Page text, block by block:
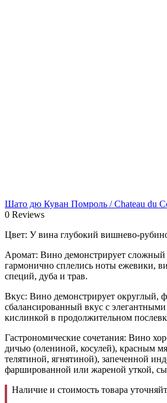
Шато дю Куван Помроль / Chateau du
0 Reviews
Цвет: У вина глубокий вишнево-
Аромат: Вино демонстрирует сложный
гармонично сплелись ноты ежевики,
специй, дуба и трав.
Вкус: Вино демонстрирует округлый,
сбалансированный вкус с
кислинкой в продолжительном
Гастрономические сочетания: Вино
дичью (олениной, косулей), красным
телятиной, ягнятиной), запеченной
фаршированной или жареной уткой,
Наличие и стоимость товара